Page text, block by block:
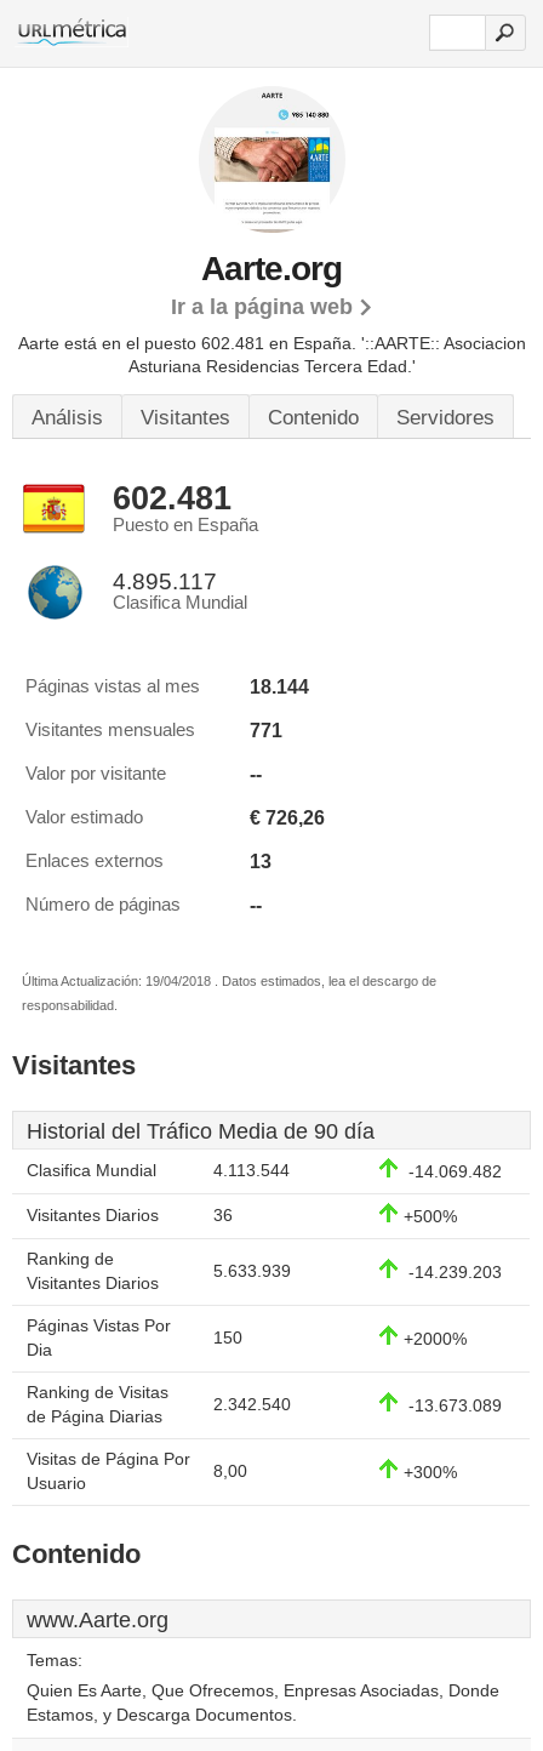
Aarte.org
Ir a la página web
Aarte está en el puesto 602.481 en España. '::AARTE:: Asociacion
Asturiana Residencias Tercera Edad.'
Análisis Visitantes Contenido Servidores
602.481
Puesto en España
4.895.117
Clasifica Mundial
Páginas vistas al mes 18.144
Visitantes mensuales 771
Valor por visitante --
Valor estimado € 726,26
Enlaces externos 13
Número de páginas --
Última Actualización: 19/04/2018 . Datos estimados, lea el descargo de
responsabilidad.
Visitantes
Historial del Tráfico Media de 90 día
Clasifica Mundial 4.113.544 -14.069.482
Visitantes Diarios 36 +500%
Ranking de
Visitantes Diarios
5.633.939 -14.239.203
Páginas Vistas Por
Dia
150 +2000%
Ranking de Visitas
de Página Diarias
2.342.540 -13.673.089
Visitas de Página Por
Usuario
8,00 +300%
Contenido
www.Aarte.org
Temas:
Quien Es Aarte, Que Ofrecemos, Enpresas Asociadas, Donde
Estamos, y Descarga Documentos.